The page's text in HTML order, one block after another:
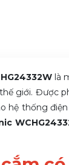
là
giới. Được
hệ thống